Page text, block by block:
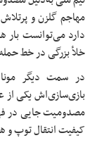
مهاجم گلزن و
دارد می‌توانست
خلأ بزرگی در خط
در سمت دیگر
بازی‌سازی‌اش یکی از
مصدومیت جایی در
کیفیت انتقال توپ و